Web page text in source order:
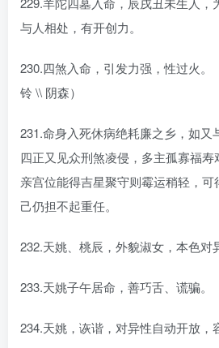
与人相处，有开创力。
230.四煞入命，引发力强，性过火。
铃 \\ 阴森）
231.命身入死休病绝耗廉之乡，如又
四正又见众刑煞凌侵，多主孤寡福
亲宫位能得吉星聚守则霉运稍轻，
己仍担不起重任。
232.天姚、桃辰，外貌淑女，本色对
233.天姚子午居命，善巧舌、谎骗。
234.天姚，诙谐，对异性自动开放，